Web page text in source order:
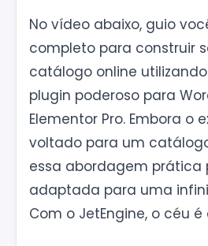
No vídeo abaixo, guio
completo para construir
catálogo online
plugin poderoso para
Elementor Pro. Embora o
voltado para um
essa abordagem prática
adaptada para uma
Com o JetEngine, o céu